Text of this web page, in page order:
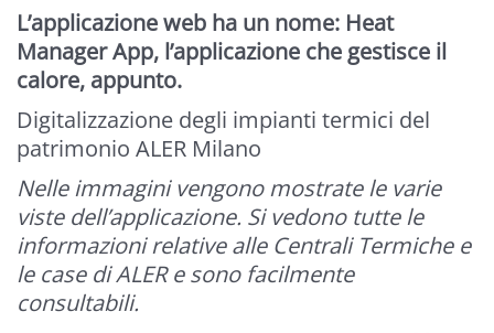
L’applicazione web ha un nome: Heat
Manager App, l’applicazione che gestisce il
calore, appunto.
Digitalizzazione degli impianti termici del
patrimonio ALER Milano
Nelle immagini vengono mostrate le varie
viste dell’applicazione. Si vedono tutte le
informazioni relative alle Centrali Termiche e
le case di ALER e sono facilmente
consultabili.